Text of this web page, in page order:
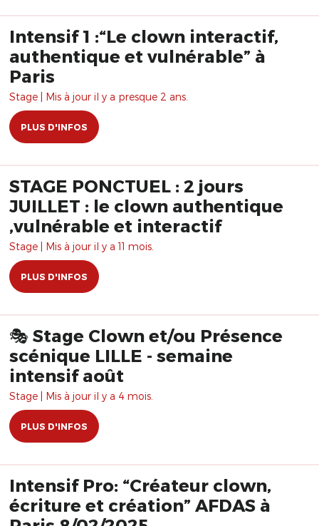
Intensif 1 :“Le clown interactif,
authentique et vulnérable” à
Paris
Stage | Mis à jour il y a presque 2 ans.
PLUS D'INFOS
STAGE PONCTUEL : 2 jours
JUILLET : le clown authentique
,vulnérable et interactif
Stage | Mis à jour il y a 11 mois.
PLUS D'INFOS
🎭 Stage Clown et/ou Présence
scénique LILLE - semaine
intensif août
Stage | Mis à jour il y a 4 mois.
PLUS D'INFOS
Intensif Pro: “Créateur clown,
écriture et création” AFDAS à